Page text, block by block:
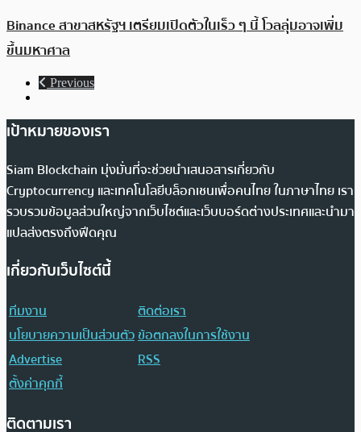
Binance สาขาสหรัฐฯ เตรียมเปิดตัวในเร็ว ๆ นี้ โวลลุ่มอาจเพิ่ม
ขึ้นมหาศาล
Previous
เป้าหมายของเรา
Siam Blockchain มุ่งมั่นที่จะช่วยนำเสนอสารเกี่ยวกับ
Cryptocurrency และเทคโนโลยีบล็อกเชนเพื่อคนไทย ในภาษาไทย เรา
รวบรวมข้อมูลส่วนใหญ่จากเว็บไซต์และเว็บบอร์ดต่างประเทศและนำมา
แปลส่งตรงถึงฟีดคุณ
เกี่ยวกับเว็บไซต์นี้
ทีมงาน
ติดต่อเรา
นโยบายความเป็นส่วนตัวข้อตกลงในการใช้งาน
Advertise
RSS
ตั้งค่าคุกกี้
ติดตามเรา